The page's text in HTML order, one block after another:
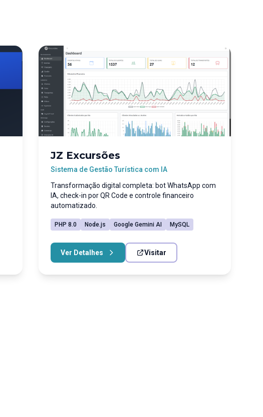
JZ Excursões
Sistema de Gestão Turística com IA
Transformação digital completa: bot WhatsApp com
IA, check-in por QR Code e controle financeiro
automatizado.
PHP 8.0 Node.js Google Gemini AI MySQL
Ver Detalhes Visitar